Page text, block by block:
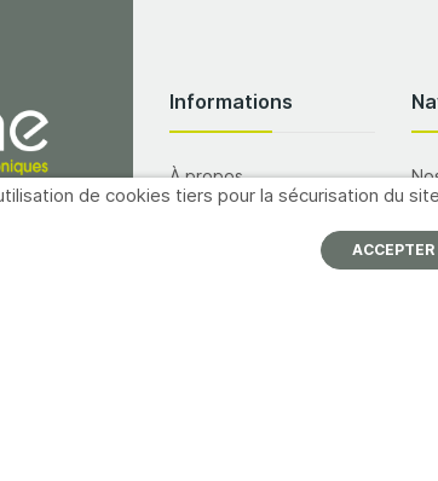
de cookies tiers pour la sécurisation du
ACCEPTER
Informations
À propos